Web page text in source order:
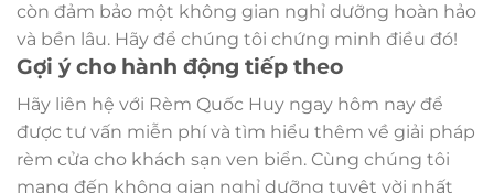
còn đảm bảo một không gian nghỉ dưỡng hoàn hảo
và bền lâu. Hãy để chúng tôi chứng minh điều đó!
Gợi ý cho hành động tiếp theo
Hãy liên hệ với Rèm Quốc Huy ngay hôm nay để
được tư vấn miễn phí và tìm hiểu thêm về giải pháp
rèm cửa cho khách sạn ven biển. Cùng chúng tôi
mang đến không gian nghỉ dưỡng tuyệt vời nhất